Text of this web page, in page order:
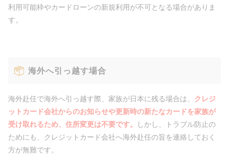
利用可能枠やカードローンの新規利用が不可となる場合がありま
す。
海外へ引っ越す場合
海外赴任で海外へ引っ越す際、家族が日本に残る場合は、 クレジ
ットカード会社からのお知らせや更新時の新たなカードを家族が
受け取れるため、住所変更は不要です。 しかし、トラブル防止の
ためにも、クレジットカード会社へ海外赴任の旨を連絡しておく
方が無難です。